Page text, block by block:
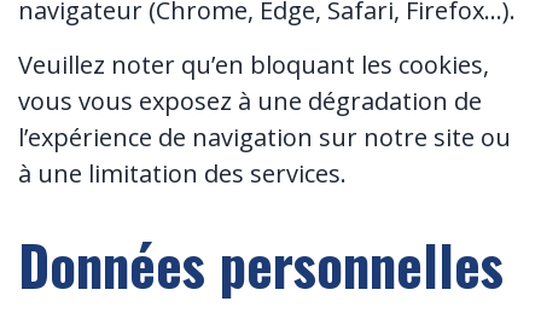
navigateur (Chrome, Edge, Safari, Firefox…).
Veuillez noter qu’en bloquant les cookies,
vous vous exposez à une dégradation de
l’expérience de navigation sur notre site ou
à une limitation des services.
Données personnelles